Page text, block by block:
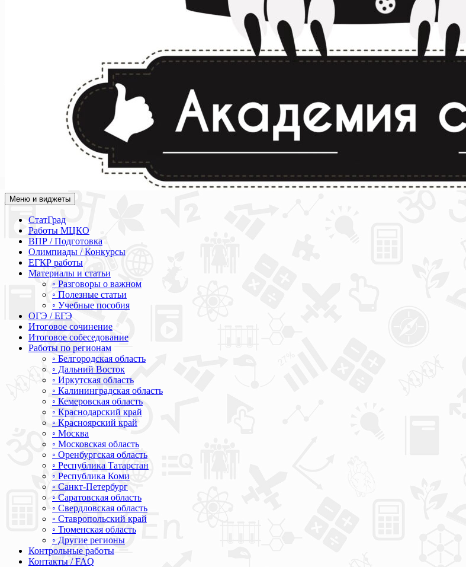
Академия СОВА
Подготовка к ЕГЭ, ОГЭ, ВПР, МЦКО, СтатГрад, КДР, ВОШ, олимпиады и конкурсы
Меню и виджеты
СтатГрад
Работы МЦКО
ВПР / Подготовка
Олимпиады / Конкурсы
ЕГКР работы
Материалы и статьи
◦ Разговоры о важном
◦ Полезные статьи
◦ Учебные пособия
ОГЭ / ЕГЭ
Итоговое сочинение
Итоговое собеседование
Работы по регионам
◦ Белгородская область
◦ Дальний Восток
◦ Иркутская область
◦ Калининградская область
◦ Кемеровская область
◦ Краснодарский край
◦ Красноярский край
◦ Москва
◦ Московская область
◦ Оренбургская область
◦ Республика Татарстан
◦ Республика Коми
◦ Санкт-Петербург
◦ Саратовская область
◦ Свердловская область
◦ Ставропольский край
◦ Тюменская область
◦ Другие регионы
Контрольные работы
Контакты / FAQ